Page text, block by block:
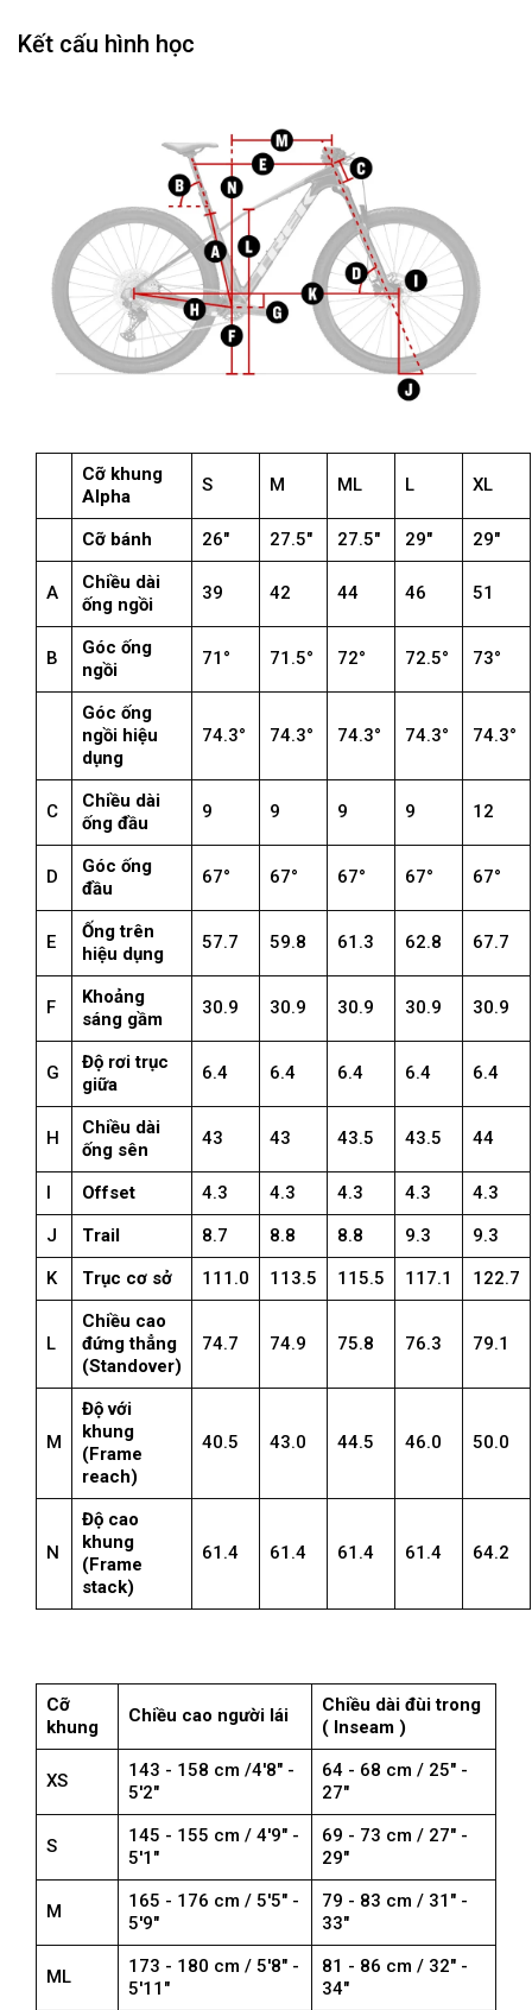
Kết cấu hình học
Cỡ khung
Alpha
S M ML L XL
Cỡ bánh 26″ 27.5″ 27.5″ 29″ 29″
A
Chiều dài
ống ngồi
39 42 44 46 51
B
Góc ống
ngồi
71° 71.5° 72° 72.5° 73°
Góc ống
ngồi hiệu
dụng
74.3° 74.3° 74.3° 74.3° 74.3°
C
Chiều dài
ống đầu
9 9 9 9 12
D
Góc ống
đầu
67° 67° 67° 67° 67°
E
Ống trên
hiệu dụng
57.7 59.8 61.3 62.8 67.7
F
Khoảng
sáng gầm
30.9 30.9 30.9 30.9 30.9
G
Độ rơi trục
giữa
6.4 6.4 6.4 6.4 6.4
H
Chiều dài
ống sên
43 43 43.5 43.5 44
I Offset 4.3 4.3 4.3 4.3
4.3
J
Trail 8.7 8.8 8.8 9.3
9.3
K
Trục cơ sở 111.0 113.5 115.5 117.1 122.7
L
Chiều cao
đứng thẳng
(Standover)
74.7 74.9 75.8 76.3 79.1
M
Độ với
khung
(Frame
reach)
40.5 43.0 44.5 46.0 50.0
N
Độ cao
khung
(Frame
stack)
61.4 61.4 61.4 61.4 64.2
Cỡ
khung
Chiều cao người lái
Chiều dài đùi trong
( Inseam )
XS
143 - 158 cm /4'8" -
5'2"
64 - 68 cm / 25" -
27"
S
145 - 155 cm / 4'9" -
5'1"
69 - 73 cm / 27" -
29"
M
165 - 176 cm / 5'5" -
5'9"
79 - 83 cm / 31" -
33"
ML
173 - 180 cm / 5'8" -
5'11"
81 - 86 cm / 32" -
34"